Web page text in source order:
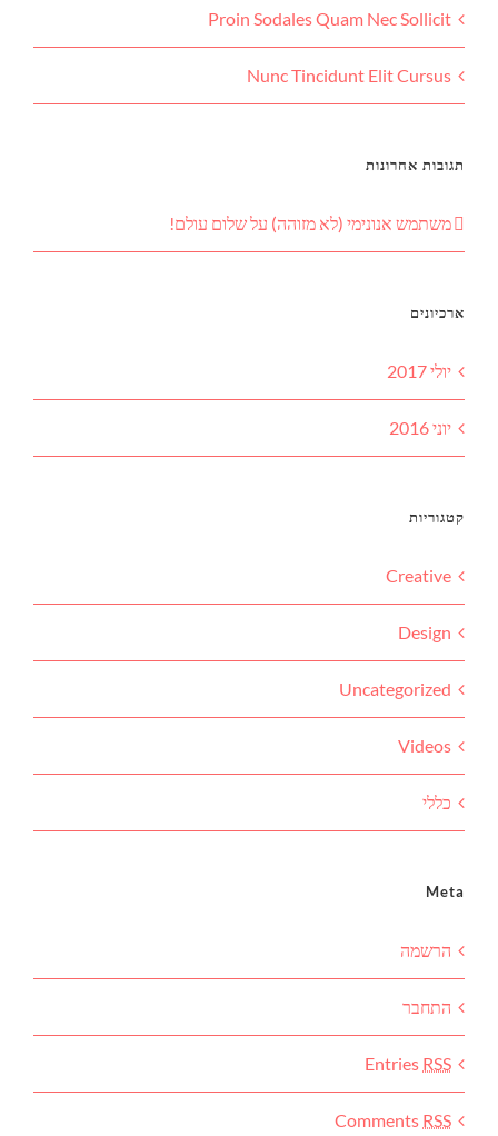
Proin Sodales Quam Nec Sollicit
Nunc Tincidunt Elit Cursus
תגובות אחרונות
משתמש אנונימי (לא מזוהה) עלשלום עולם!
ארכיונים
יולי 2017
יוני 2016
קטגוריות
Creative
Design
Uncategorized
Videos
כללי
Meta
הרשמה
התחבר
Entries RSS
Comments RSS